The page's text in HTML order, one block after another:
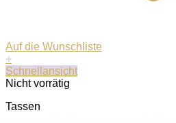
Auf die Wunschliste
+
Schnellansicht
Nicht vorrätig
Tassen